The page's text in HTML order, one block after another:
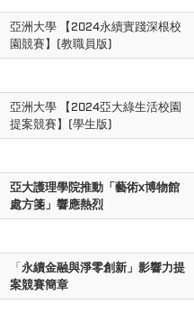
亞洲大學 【2024永續實踐深根校
園競賽】(教職員版)
亞洲大學 【2024亞大綠生活校園
提案競賽】(學生版)
亞大護理學院推動「藝術x博物館
處方箋」響應熱烈
「 永續金融與淨零創新」影響力提
案競賽簡章